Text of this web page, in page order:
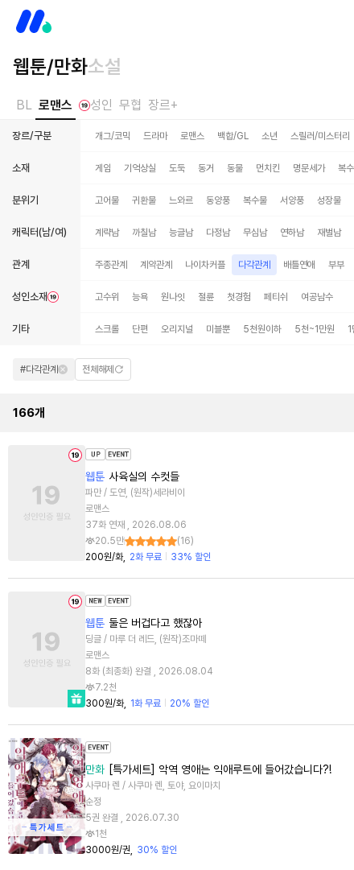
웹툰/만화소설
BL 로맨스 성인 무협 장르+
장르/구분 개그/코믹 드라마 로맨스 백합/GL 소년 스릴러/미스터리
소재 게임 기억상실 도둑 동거 동물 먼치킨 명문세가 복수
분위기 고어물 귀환물 느와르 동양풍 복수물 서양풍 성장물
캐릭터(남/여) 계략남 까칠남 능글남 다정남 무심남 연하남 재벌남
관계 주종관계 계약관계 나이차커플 다각관계 배틀연애 부부
성인소재 고수위 능욕 원나잇 절륜 첫경험 페티쉬 여공남수
기타 스크롤 단편 오리지널 미블뿐 5천원이하 5천~1만원
#다각관계 전체해제
166개
웹툰 사육실의 수컷들
파만 / 도연, (원작)세라비이
로맨스
37화 연재 , 2026.08.06
20.5만
(16)
200원/화
2화 무료 33% 할인
웹툰 둘은 버겁다고 했잖아
딩글 / 마루 더 레드, (원작)조마떼
로맨스
8화 (최종화) 완결 , 2026.08.04
7.2천
300원/화
1화 무료 20% 할인
만화 [특가세트] 악역 영애는 익애루트에 들어갔습니다?!
사쿠마 렌 / 사쿠마 렌, 토야, 요이마치
순정
5권 완결 , 2026.07.30
1천
3000원/권
30% 할인